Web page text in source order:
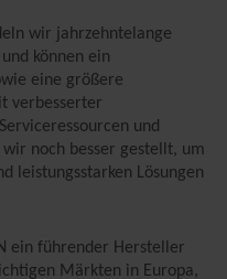
wir jahrzehntelange
können ein
eine größere
verbesserter
und
noch besser gestellt, um
leistungsstarken Lösungen
ein führender Hersteller
Märkten in Europa,